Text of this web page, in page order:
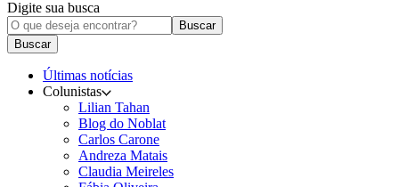
Digite sua busca
Buscar
Buscar
Últimas notícias
Colunistas
Lilian Tahan
Blog do Noblat
Carlos Carone
Andreza Matais
Claudia Meireles